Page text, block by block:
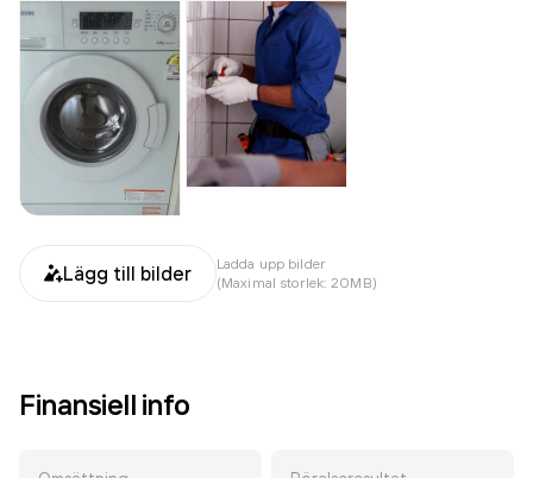
Lägg till bilder
Ladda upp bilder
(Maximal storlek: 20MB)
Finansiell info